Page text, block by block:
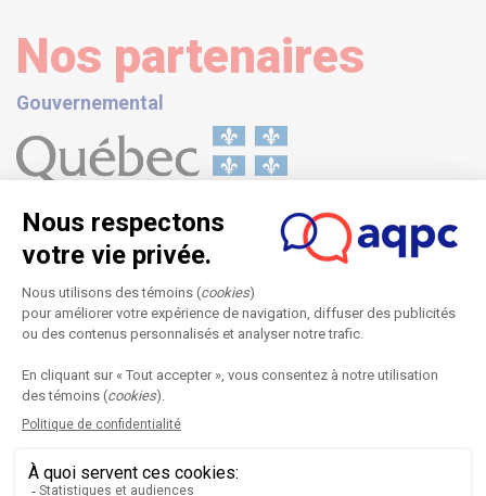
Nos partenaires
Gouvernemental
Officiel
Collèges hôtes du colloque 2027